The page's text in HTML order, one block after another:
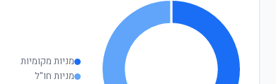
מניות מקומיות
מניות חו"ל